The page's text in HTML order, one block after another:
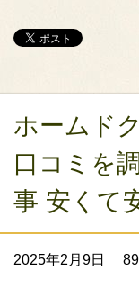
ホームド
口コミを
事 安くて
2025年2月9日